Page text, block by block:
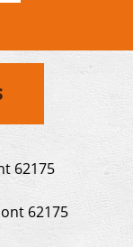
62175
62175